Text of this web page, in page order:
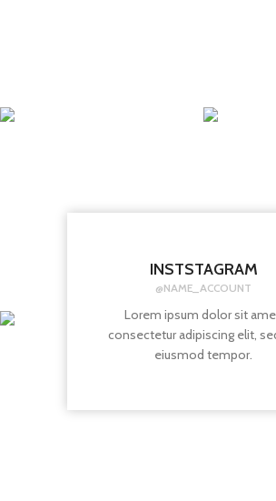
INSTSTAGRAM
@NAME_ACCOUNT
Lorem ipsum dolor sit
consectetur adipiscing elit,
eiusmod tempor.